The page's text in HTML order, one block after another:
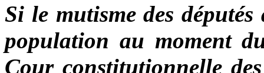
Si le mutisme des
population au moment
Cour constitutionnelle